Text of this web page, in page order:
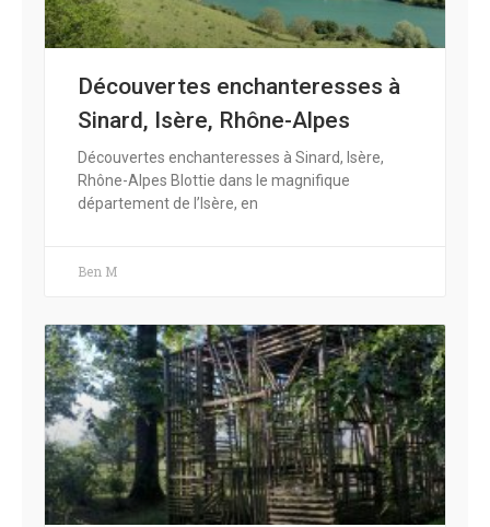
Découvertes enchanteresses à
Sinard, Isère, Rhône-Alpes
Découvertes enchanteresses à Sinard, Isère,
Rhône-Alpes Blottie dans le magnifique
département de l’Isère, en
Ben M